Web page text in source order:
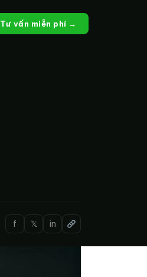
Tư vấn miễn phí →
f 𝕏 in